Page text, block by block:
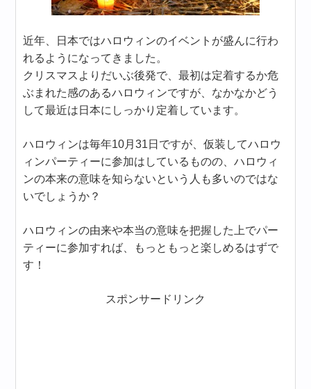
近年、日本ではハロウィンのイベントが盛んに行わ
れるようになってきました。
クリスマスよりだいぶ後発で、最初は定着するか危
ぶまれた感のあるハロウィンですが、なかなかどう
して最近は日本にしっかり定着しています。
ハロウィンは毎年10月31日ですが、仮装してハロウ
ィンパーティーに参加はしているものの、ハロウィ
ンの本来の意味を知らないという人も多いのではな
いでしょうか？
ハロウィンの由来や本当の意味を把握した上でパー
ティーに参加すれば、もっともっと楽しめるはずで
す！
スポンサードリンク